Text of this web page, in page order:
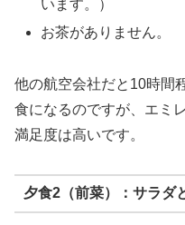
います。）
お茶がありません。
他の航空会社だと10時間
食になるのですが、エミ
満足度は高いです。
夕食2（前菜）：サラダ